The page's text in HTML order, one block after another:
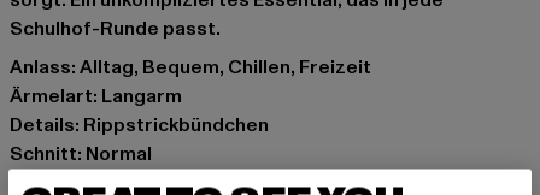
Schulhof-Runde passt.
Anlass: Alltag, Bequem, Chillen, Freizeit
Ärmelart: Langarm
Details: Rippstrickbündchen
Schnitt: Normal
Marke: Urban Classics